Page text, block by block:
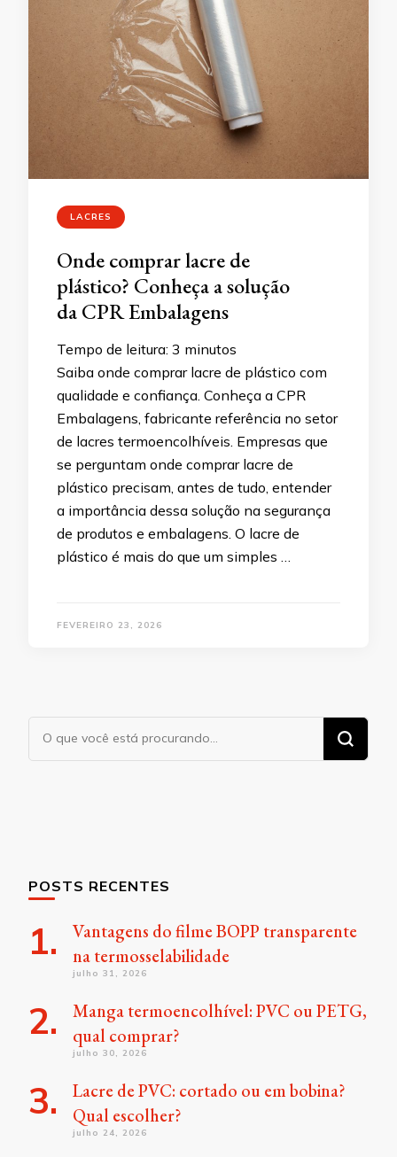
LACRES
Onde comprar lacre de
plástico? Conheça a solução
da CPR Embalagens
Tempo de leitura: 3 minutos
Saiba onde comprar lacre de plástico com
qualidade e confiança. Conheça a CPR
Embalagens, fabricante referência no setor
de lacres termoencolhíveis. Empresas que
se perguntam onde comprar lacre de
plástico precisam, antes de tudo, entender
a importância dessa solução na segurança
de produtos e embalagens. O lacre de
plástico é mais do que um simples …
FEVEREIRO 23, 2026
POSTS RECENTES
Vantagens do filme BOPP transparente
na termosselabilidade
julho 31, 2026
Manga termoencolhível: PVC ou PETG,
qual comprar?
julho 30, 2026
Lacre de PVC: cortado ou em bobina?
Qual escolher?
julho 24, 2026